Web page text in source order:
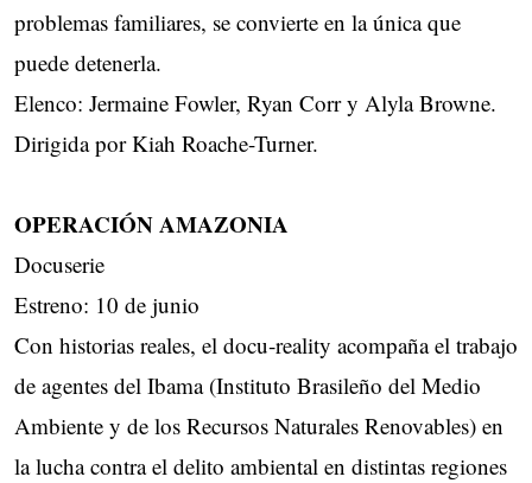
problemas familiares, se convierte en la única que
puede detenerla.
Elenco: Jermaine Fowler, Ryan Corr y Alyla Browne.
Dirigida por Kiah Roache-Turner.
OPERACIÓN AMAZONIA
Docuserie
Estreno: 10 de junio
Con historias reales, el docu‑reality acompaña el trabajo
de agentes del Ibama (Instituto Brasileño del Medio
Ambiente y de los Recursos Naturales Renovables) en
la lucha contra el delito ambiental en distintas regiones